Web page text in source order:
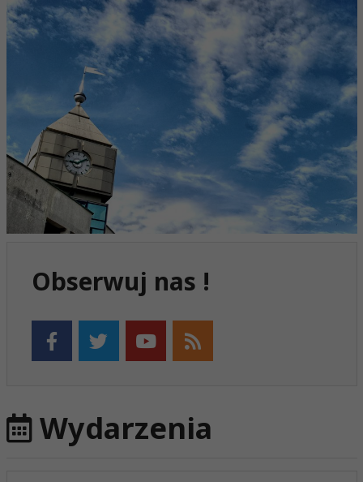
Obserwuj nas !
Wydarzenia